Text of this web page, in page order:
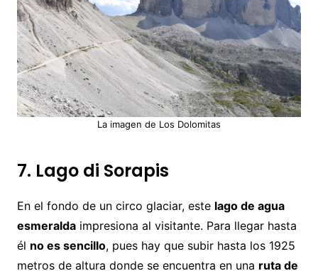
La imagen de Los Dolomitas
7. Lago di Sorapis
En el fondo de un circo glaciar, este lago de agua
esmeraldaimpresiona al visitante. Para llegar hasta
él no es sencillo, pues hay que subir hasta los 1925
metros de altura donde se encuentra en una ruta de